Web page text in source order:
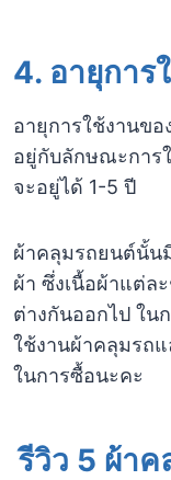
4. อายุการ
อายุการใช้งานข
อยู่กับลักษณะการ
จะอยู่ได้ 1-5 ปี
ผ้าคลุมรถยนต์นั้น
ผ้า ซึ่งเนื้อผ้าแต่ล
ต่างกันออกไป ใน
ใช้งานผ้าคลุมรถ
ในการซื้อนะคะ
รีวิว 5 ผ้า